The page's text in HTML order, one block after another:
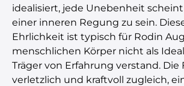
idealisiert, jede Unebenheit
einer inneren Regung zu sein.
Ehrlichkeit ist typisch für Rodin
menschlichen Körper nicht als
Träger von Erfahrung verstand. Die
verletzlich und kraftvoll zugleich,